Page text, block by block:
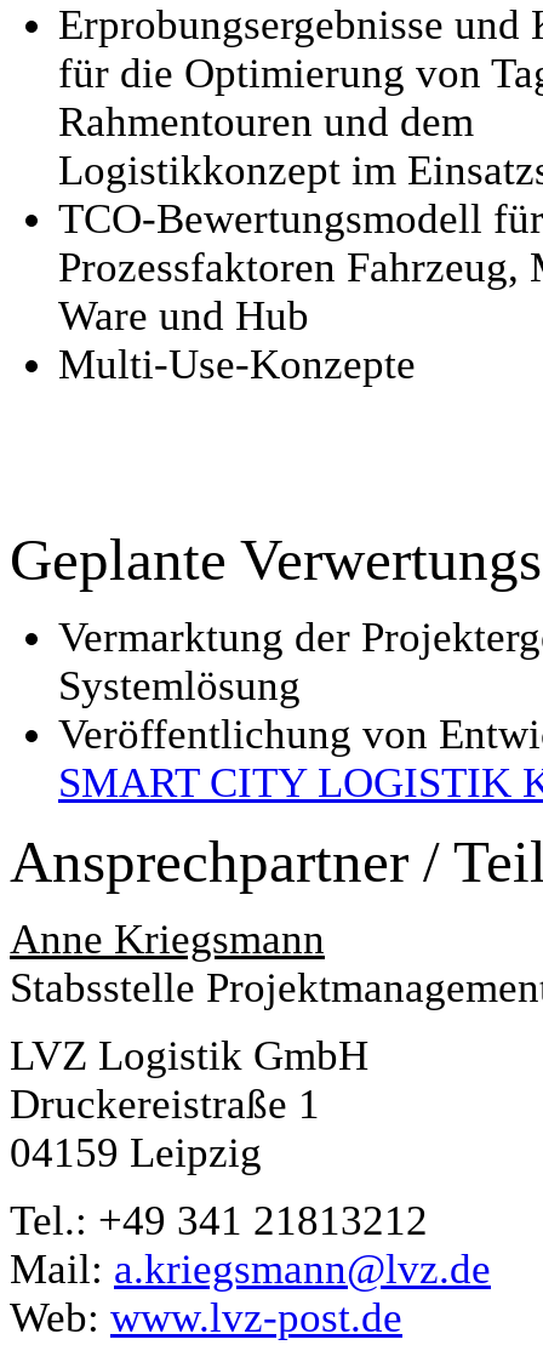
Erprobungsergebnisse und
für die Optimierung von
Rahmentouren und dem
Logistikkonzept im
TCO-Bewertungsmodell
Prozessfaktoren Fahrzeug,
Ware und Hub
Multi-Use-Konzepte
Geplante
Vermarktung der
Systemlösung
Veröffentlichung von
SMART CITY LOGISTIK
Ansprechpartner /
Anne Kriegsmann
Stabsstelle
LVZ Logistik GmbH
Druckereistraße 1
04159 Leipzig
Tel.: +49 341 21813212
Mail: a.kriegsmann@lvz.de
Web: www.lvz-post.de